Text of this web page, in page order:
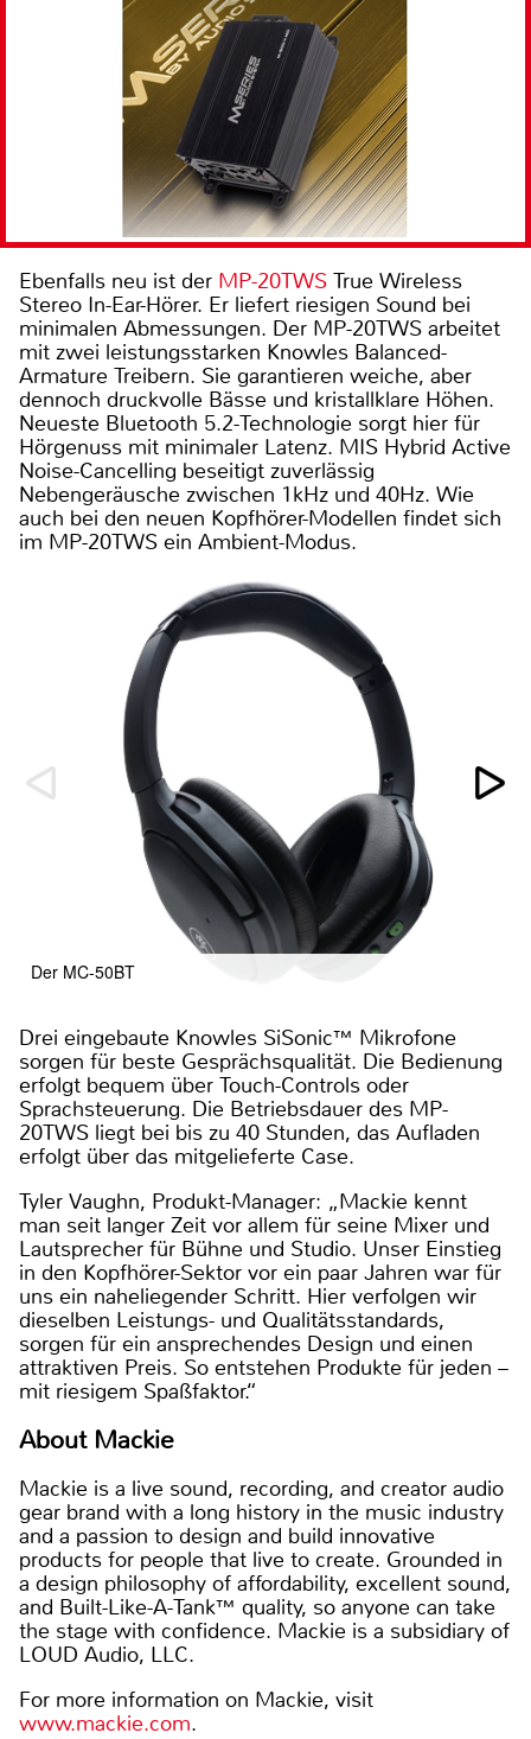
Ebenfalls neu ist der MP-20TWS True Wireless
Stereo In-Ear-Hörer. Er liefert riesigen Sound bei
minimalen Abmessungen. Der MP-20TWS arbeitet
mit zwei leistungsstarken Knowles Balanced-
Armature Treibern. Sie garantieren weiche, aber
dennoch druckvolle Bässe und kristallklare Höhen.
Neueste Bluetooth 5.2-Technologie sorgt hier für
Hörgenuss mit minimaler Latenz. MIS Hybrid Active
Noise-Cancelling beseitigt zuverlässig
Nebengeräusche zwischen 1kHz und 40Hz. Wie
auch bei den neuen Kopfhörer-Modellen findet sich
im MP-20TWS ein Ambient-Modus.
Der MC-50BT
Drei eingebaute Knowles SiSonic™ Mikrofone
sorgen für beste Gesprächsqualität. Die Bedienung
erfolgt bequem über Touch-Controls oder
Sprachsteuerung. Die Betriebsdauer des MP-
20TWS liegt bei bis zu 40 Stunden, das Aufladen
erfolgt über das mitgelieferte Case.
Tyler Vaughn, Produkt-Manager: „Mackie kennt
man seit langer Zeit vor allem für seine Mixer und
Lautsprecher für Bühne und Studio. Unser Einstieg
in den Kopfhörer-Sektor vor ein paar Jahren war für
uns ein naheliegender Schritt. Hier verfolgen wir
dieselben Leistungs- und Qualitätsstandards,
sorgen für ein ansprechendes Design und einen
attraktiven Preis. So entstehen Produkte für jeden –
mit riesigem Spaßfaktor.“
About Mackie
Mackie is a live sound, recording, and creator audio
gear brand with a long history in the music industry
and a passion to design and build innovative
products for people that live to create. Grounded in
a design philosophy of affordability, excellent sound,
and Built-Like-A-Tank™ quality, so anyone can take
the stage with confidence. Mackie is a subsidiary of
LOUD Audio, LLC.
For more information on Mackie, visit
www.mackie.com.